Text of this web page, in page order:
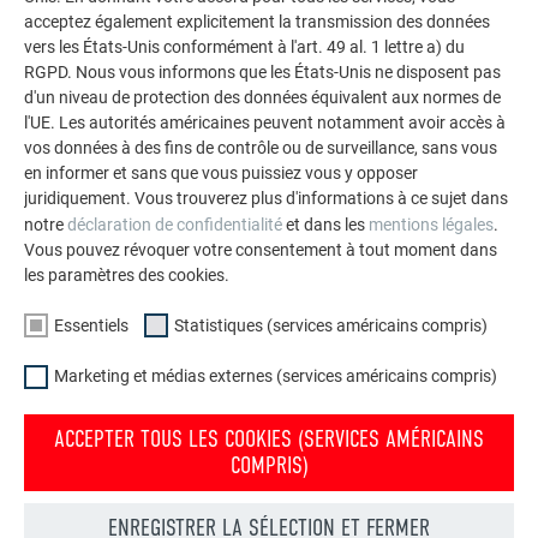
VOIR DAVANTAGE DE RÉFÉRENCES
acceptez également explicitement la transmission des données
vers les États-Unis conformément à l'art. 49 al. 1 lettre a) du
RGPD. Nous vous informons que les États-Unis ne disposent pas
d'un niveau de protection des données équivalent aux normes de
l'UE. Les autorités américaines peuvent notamment avoir accès à
vos données à des fins de contrôle ou de surveillance, sans vous
en informer et sans que vous puissiez vous y opposer
juridiquement. Vous trouverez plus d'informations à ce sujet dans
notredéclaration de confidentialitéet dans les mentions légales.
Vous pouvez révoquer votre consentement à tout moment dans
les paramètres des cookies.
Essentiels Statistiques (services américains compris)
Marketing et médias externes (services américains compris)
ACCEPTER TOUS LES COOKIES (SERVICES AMÉRICAINS
COMPRIS)
ENREGISTRER LA SÉLECTION ET FERMER